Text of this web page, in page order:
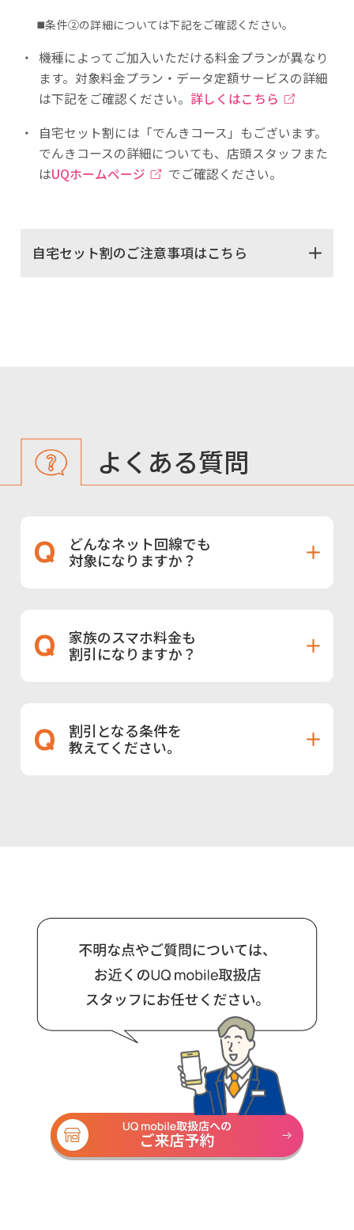
◼️条件②の詳細については下記をご確認ください。
・ 機種によってご加入いただける料金プランが異なり
ます。対象料金プラン・データ定額サービスの詳細
は下記をご確認ください。 詳しくはこちら
・
自宅セット割には「でんきコース」もございます。
でんきコースの詳細についても、店頭スタッフまた
はUQホームページ でご確認ください。
自宅セット割のご注意事項はこちら
よくある質問
どんなネット回線でも
対象になりますか？
家族のスマホ料金も
割引になりますか？
割引となる条件を
教えてください。